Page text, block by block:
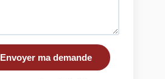
Envoyer ma demande